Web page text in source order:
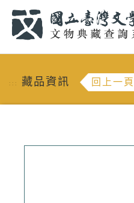
::: 藏品資訊 回上一頁